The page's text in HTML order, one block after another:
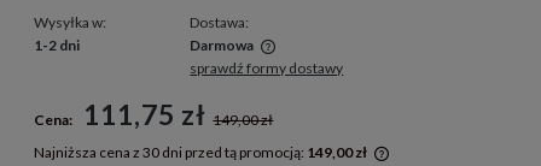
Wysyłka w:
1-2 dni
Dostawa:
Darmowa
Cena nie zawiera ewentualnych kosztów płatności
sprawdź formy dostawy
Cena: 111,75 zł 149,00 zł
Najniższa cena z 30 dni przed tą promocją: 149,00 zł